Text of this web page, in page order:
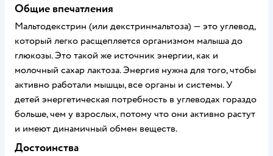
Общие впечатления
Мальтодекстрин (или декстринмальтоза) — это углевод,
который легко расщепляется организмом малыша до
глюкозы. Это такой же источник энергии, как и
молочный сахар лактоза. Энергия нужна для того, чтобы
активно работали мышцы, все органы и системы. У
детей энергетическая потребность в углеводах гораздо
больше, чем у взрослых, потому что они активно растут
и имеют динамичный обмен веществ.
Достоинства